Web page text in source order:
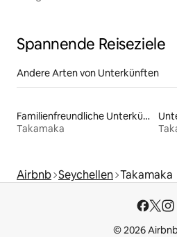
Spannende Reiseziele
Andere Arten von Unterkünften
Familienfreundliche Unterkünfte
Takamaka
Airbnb Seychellen Takamaka
© 2026